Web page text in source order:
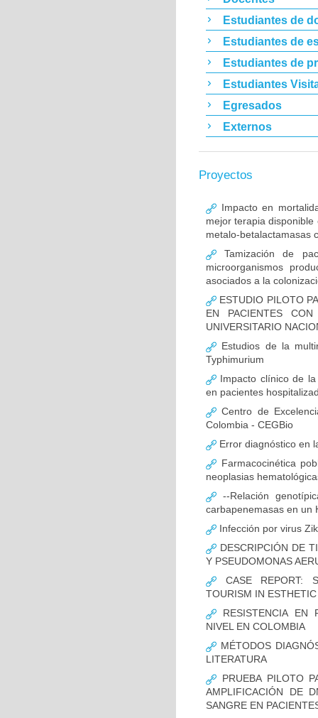
Estudiantes de
Estudiantes de
Estudiantes de
Estudiantes
Egresados
Externos
Proyectos
Impacto en
mejor terapia
metalo-betalactamasas
Tamización de
microorganismos
asociados a la
ESTUDIO PILOTO
EN PACIENTES
UNIVERSITARIO
Estudios de la
Typhimurium
Impacto clínico de
en pacientes
Centro de
Colombia - CEGBio
Error diagnóstico en
Farmacocinética
neoplasias
--Relación
carbapenemasas en un
Infección por virus
DESCRIPCIÓN DE
Y PSEUDOMONAS
CASE REPORT:
TOURISM IN
RESISTENCIA EN
NIVEL EN COLOMBIA
MÉTODOS
LITERATURA
PRUEBA PILOTO
AMPLIFICACIÓN DE
SANGRE EN